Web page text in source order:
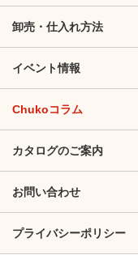
卸売・仕入れ方法
イベント情報
Chukoコラム
カタログのご案内
お問い合わせ
プライバシーポリシー